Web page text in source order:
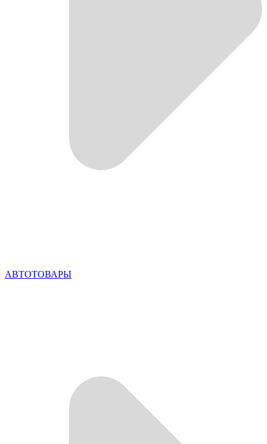
АВТОТОВАРЫ